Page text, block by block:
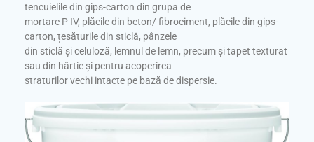
tencuielile din gips-carton din grupa de
mortare P IV, plăcile din beton/ fibrociment, plăcile din gips-
carton, țesăturile din sticlă, pânzele
din sticlă și celuloză, lemnul de lemn, precum și tapet texturat
sau din hârtie și pentru acoperirea
straturilor vechi intacte pe bază de dispersie.